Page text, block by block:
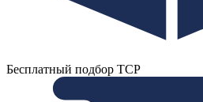
Бесплатный подбор ТСР